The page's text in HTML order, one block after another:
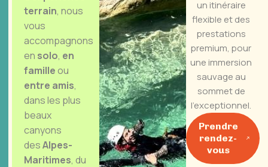
terrain, nous
vous
accompagnons
en solo, en
familleou
entre amis,
dans les plus
beaux
canyons
desAlpes-
Maritimes, du
un itinéraire
flexible et des
prestations
premium, pour
une immersion
sauvage au
sommet de
l’exceptionnel.
Prendre
rendez-
vous